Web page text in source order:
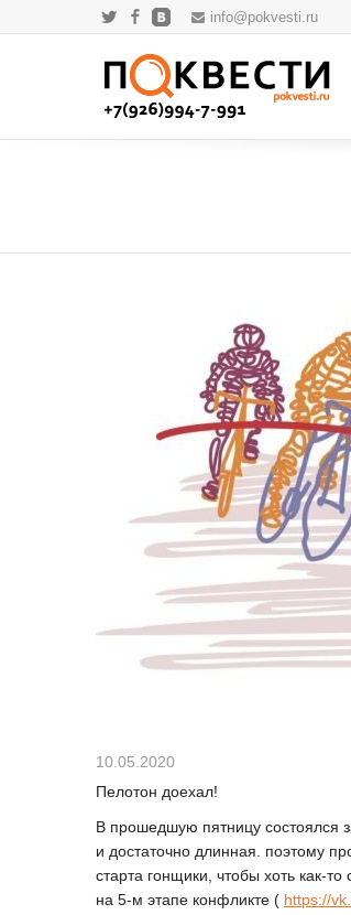
Twitter FacebookВКонтактеinfo@pokvesti.ru
10.05.2020
Пелотон доехал!
В прошедшую пятницу состоялся
и достаточно длинная. поэтому
старта гонщики, чтобы хоть как-
на 5-м этапе конфликте ( https://